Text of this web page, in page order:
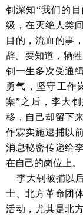
钊深知“我们的
级，在灭绝人类
目的，流血的事
辞。要知道，牺
钊一生多次受通
勇气，坚守工作
案”之后，李大
移，自己却留下
作霖实施逮捕以
消息秘密传递给
在自己的岗位上。
李大钊被捕以
士、北方革命团
活动，尤其是北